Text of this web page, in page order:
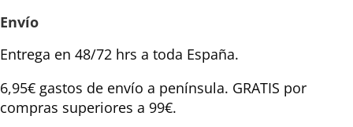
Envío
Entrega en 48/72 hrs a toda España.
6,95€ gastos de envío a península. GRATIS por
compras superiores a 99€.